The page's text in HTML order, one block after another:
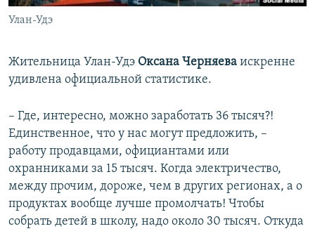
Улан-Удэ
​Жительница Улан-Удэ Оксана Черняева искренне
удивлена официальной статистике.
– Где, интересно, можно заработать 36 тысяч?!
Единственное, что у нас могут предложить, –
работу продавцами, официантами или
охранниками за 15 тысяч. Когда электричество,
между прочим, дороже, чем в других регионах, а о
продуктах вообще лучше промолчать! Чтобы
собрать детей в школу, надо около 30 тысяч. Откуда